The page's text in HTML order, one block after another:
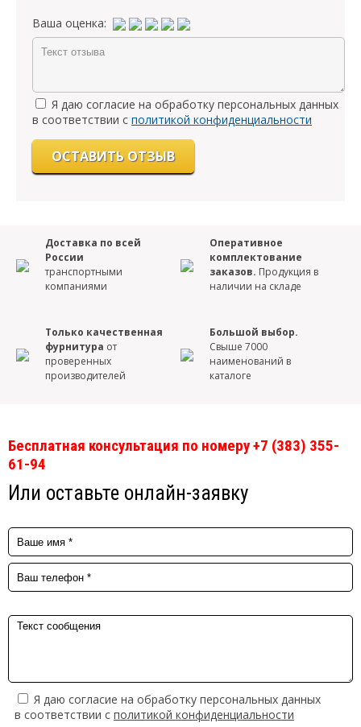
Доставка по всей
России
транспортными
компаниями
Оперативное
комплектование
заказов. Продукция в
наличии на складе
Только качественная
фурнитура от
проверенных
производителей
Большой выбор.
Свыше 7000
наименований в
каталоге
Ваша оценка:
Я даю согласие на обработку персональных данных
в соответствии с политикой конфиденциальности
Бесплатная консультация по номеру +7 (383) 355-
61-94
Или оставьте онлайн-заявку
Я даю согласие на обработку персональных данных
в соответствии с политикой конфиденциальности